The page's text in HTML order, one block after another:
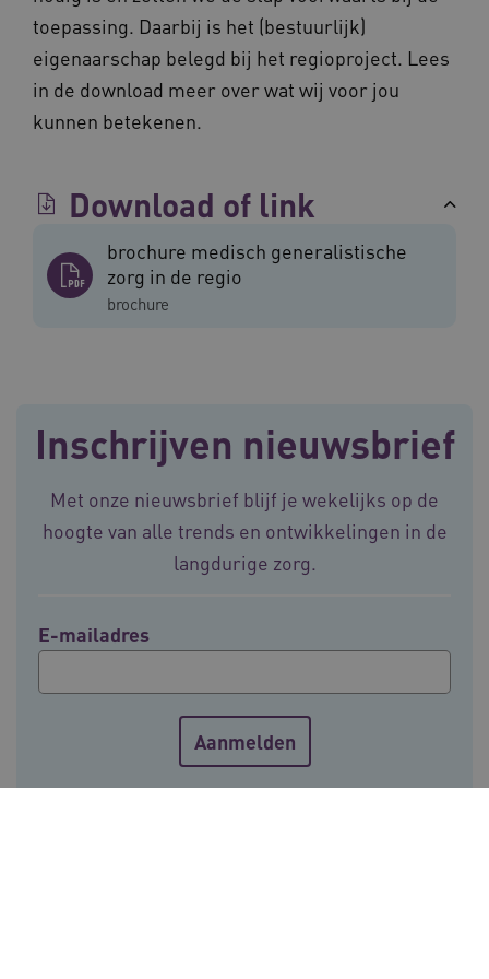
toepassing. Daarbij is het (bestuurlijk)
eigenaarschap belegd bij het regioproject. Lees
in de download meer over wat wij voor jou
kunnen betekenen.
Download of link
brochure medisch generalistische
zorg in de regio
brochure
Inschrijven nieuwsbrief
Met onze nieuwsbrief blijf je wekelijks op de
hoogte van alle trends en ontwikkelingen in de
langdurige zorg.
E-mailadres
__cf_bm
Cloudflare Inc.
.vimeo.com
50
VISITOR_PRIVACY_METADATA
YouTube
.youtube.com
weken
BCSessionID
Google Privacy Policy